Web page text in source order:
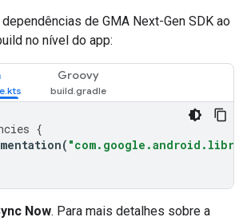
de GMA Next-Gen SDK ao
no nível do app:
Groovy
{
(
Now. Para mais detalhes sobre a